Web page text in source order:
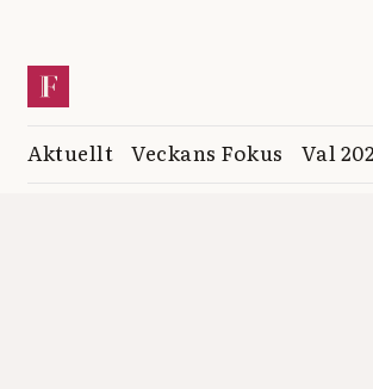
Aktuellt Veckans Fokus Val